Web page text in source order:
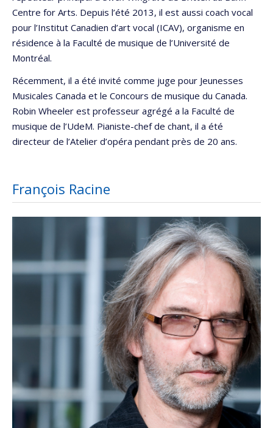
Centre for Arts. Depuis l’été 2013, il est aussi coach vocal
pour l’Institut Canadien d’art vocal (ICAV), organisme en
résidence à la Faculté de musique de l’Université de
Montréal.
Récemment, il a été invité comme juge pour Jeunesses
Musicales Canada et le Concours de musique du Canada.
Robin Wheeler est professeur agrégé a la Faculté de
musique de l’UdeM. Pianiste-chef de chant, il a été
directeur de l’Atelier d’opéra pendant près de 20 ans.
François Racine